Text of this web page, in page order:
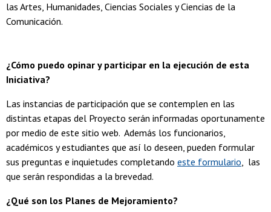
las Artes, Humanidades, Ciencias Sociales y Ciencias de la
Comunicación.
¿Cómo puedo opinar y participar en la ejecución de esta
Iniciativa?
Las instancias de participación que se contemplen en las
distintas etapas del Proyecto serán informadas oportunamente
por medio de este sitio web. Además los funcionarios,
académicos y estudiantes que así lo deseen, pueden formular
sus preguntas e inquietudes completando este formulario, las
que serán respondidas a la brevedad.
¿Qué son los Planes de Mejoramiento?